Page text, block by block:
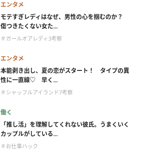
エンタメ
モテすぎレディはなぜ、男性の心を掴むのか？
傷つきたくない女た...
＃ガールオアレディ3考察
エンタメ
本能剥き出し、夏の恋がスタート！ タイプの異
性に一直線♡ 早く...
＃シャッフルアイランド7考察
働く
「推し活」を理解してくれない彼氏。うまくいく
カップルがしている...
＃お仕事ハック